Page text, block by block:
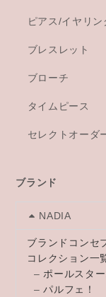
ピアス/イヤリン
ブレスレット
ブローチ
タイムピース
セレクトオーダ
ブランド
NADIA
ブランドコンセ
コレクション一
–ポールスタ
–パルフェ！